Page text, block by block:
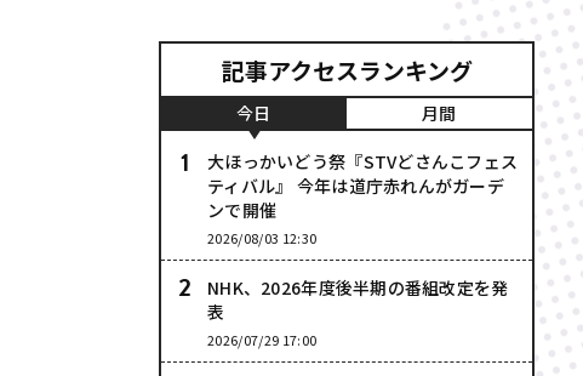
記事アクセスランキング
今日
月間
大ほっかいどう祭『STVどさんこフェス
ティバル』 今年は道庁赤れんがガーデ
ンで開催
2026/08/03 12:30
NHK、2026年度後半期の番組改定を発
表
2026/07/29 17:00